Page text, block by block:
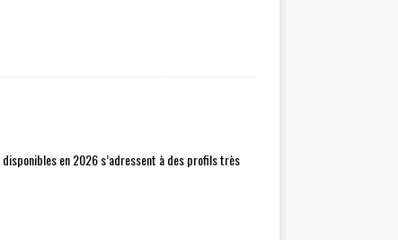
en 2026 s’adressent à des profils très